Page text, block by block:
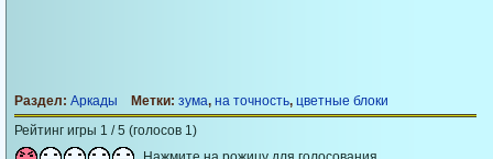
Раздел: Аркады Метки: зума, на точность, цветные блоки
Рейтинг игры 1 / 5 (голосов 1)